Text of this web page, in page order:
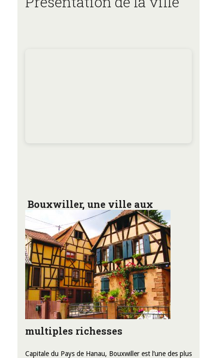
Bouxwiller, une ville aux
multiples richesses
Capitale du Pays de Hanau, Bouxwiller est l’une des plus